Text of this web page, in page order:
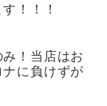
！！！
！当店はお
に負けずが